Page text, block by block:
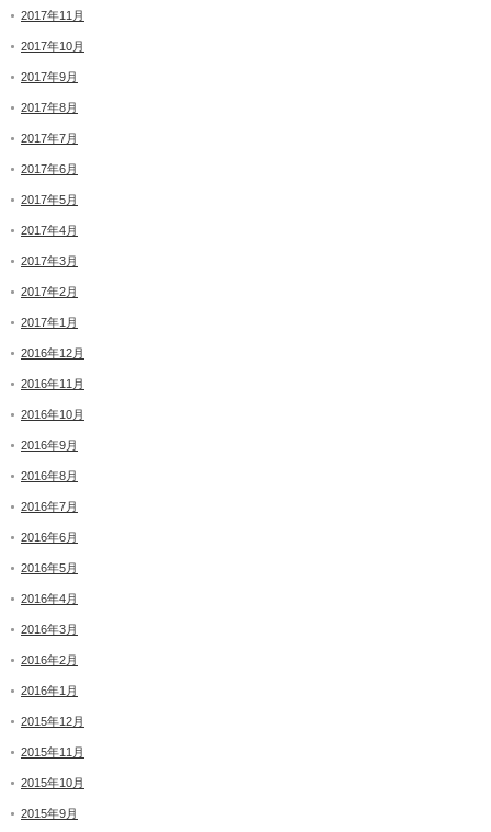
2017年11月
2017年10月
2017年9月
2017年8月
2017年7月
2017年6月
2017年5月
2017年4月
2017年3月
2017年2月
2017年1月
2016年12月
2016年11月
2016年10月
2016年9月
2016年8月
2016年7月
2016年6月
2016年5月
2016年4月
2016年3月
2016年2月
2016年1月
2015年12月
2015年11月
2015年10月
2015年9月